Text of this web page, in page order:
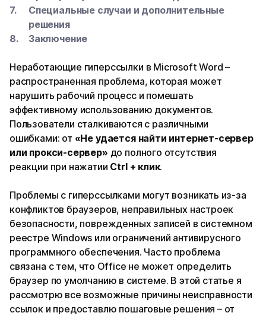
Специальные случаи и дополнительные
решения
Заключение
Неработающие гиперссылки в Microsoft Word –
распространенная проблема, которая может
нарушить рабочий процесс и помешать
эффективному использованию документов.
Пользователи сталкиваются с различными
ошибками: от «Не удается найти интернет-сервер
или прокси-сервер» до полного отсутствия
реакции при нажатии Ctrl + клик.
Проблемы с гиперссылками могут возникать из-за
конфликтов браузеров, неправильных настроек
безопасности, поврежденных записей в системном
реестре Windows или ограничений антивирусного
программного обеспечения. Часто проблема
связана с тем, что Office не может определить
браузер по умолчанию в системе. В этой статье я
рассмотрю все возможные причины неисправности
ссылок и предоставлю пошаговые решения – от